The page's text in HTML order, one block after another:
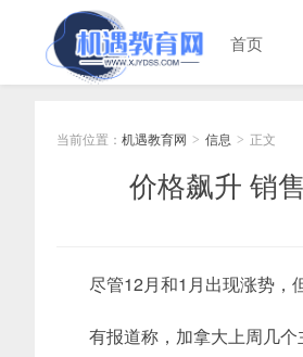
首页
当前位置： 机遇教育网 > 信息 > 正文
价格飙升 销
尽管12月和1月出现涨势，
有报道称，加拿大上周几个